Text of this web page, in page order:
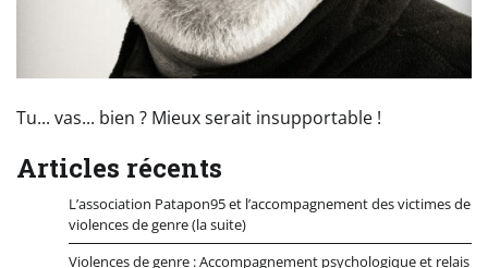
Tu... vas... bien ? Mieux serait insupportable !
Articles récents
L’association Patapon95 et l’accompagnement des victimes de
violences de genre (la suite)
Violences de genre : Accompagnement psychologique et relais